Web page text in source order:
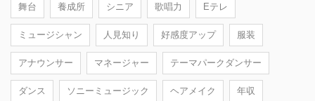
舞台 養成所 シニア 歌唱力 Eテレ
ミュージシャン 人見知り 好感度アップ 服装
アナウンサー マネージャー テーマパークダンサー
ダンス ソニーミュージック ヘアメイク 年収